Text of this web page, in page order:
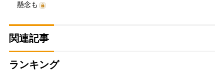
懸念も
関連記事
ランキング